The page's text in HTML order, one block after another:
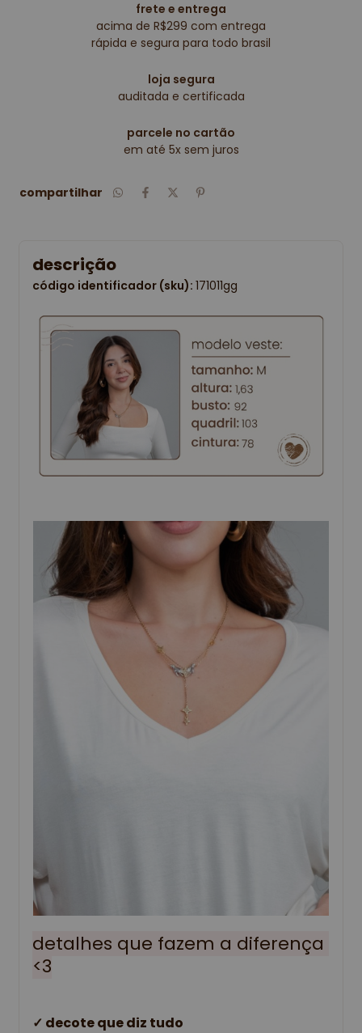
frete e entrega
acima de R$299 com entrega
rápida e segura para todo brasil
loja segura
auditada e certificada
parcele no cartão
em até 5x sem juros
compartilhar
descrição
código identificador (sku): 171011gg
detalhes que fazem a diferença
<3
✓ decote que diz tudo